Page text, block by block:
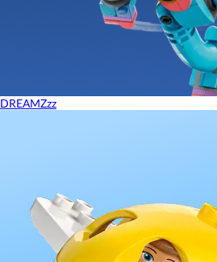
DREAMZzz